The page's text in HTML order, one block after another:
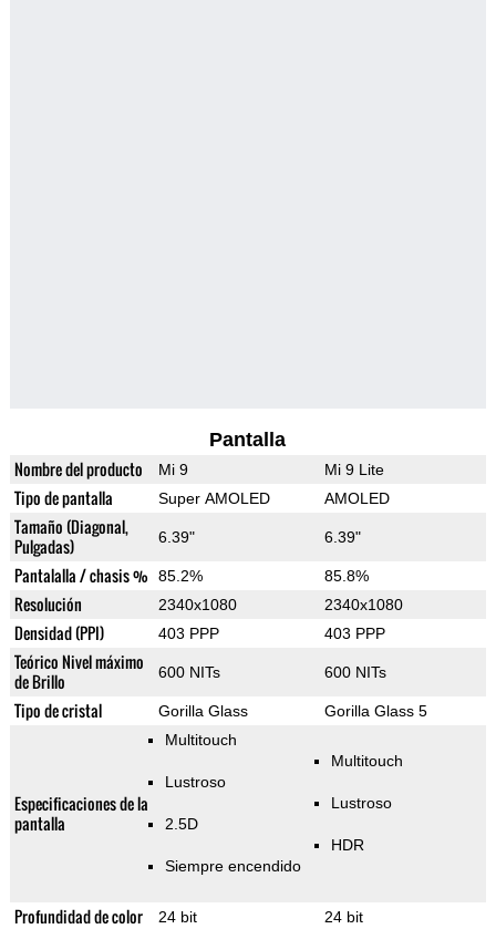
Pantalla
Nombre del producto Mi 9 Mi 9 Lite
Tipo de pantalla Super AMOLED AMOLED
Tamaño (Diagonal,
Pulgadas)
6.39" 6.39"
Pantalalla / chasis % 85.2% 85.8%
Resolución 2340x1080 2340x1080
Densidad (PPI) 403 PPP 403 PPP
Teórico Nivel máximo
de Brillo
600 NITs 600 NITs
Tipo de cristal Gorilla Glass Gorilla Glass 5
Especificaciones de la
pantalla
Multitouch
Lustroso
2.5D
Siempre encendido
Multitouch
Lustroso
HDR
Profundidad de color 24 bit 24 bit